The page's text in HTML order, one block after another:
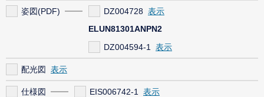
姿図(PDF)
DZ004728
ELUN81301ANPN2
DZ004594-1
配光図
仕様図
EIS006742-1